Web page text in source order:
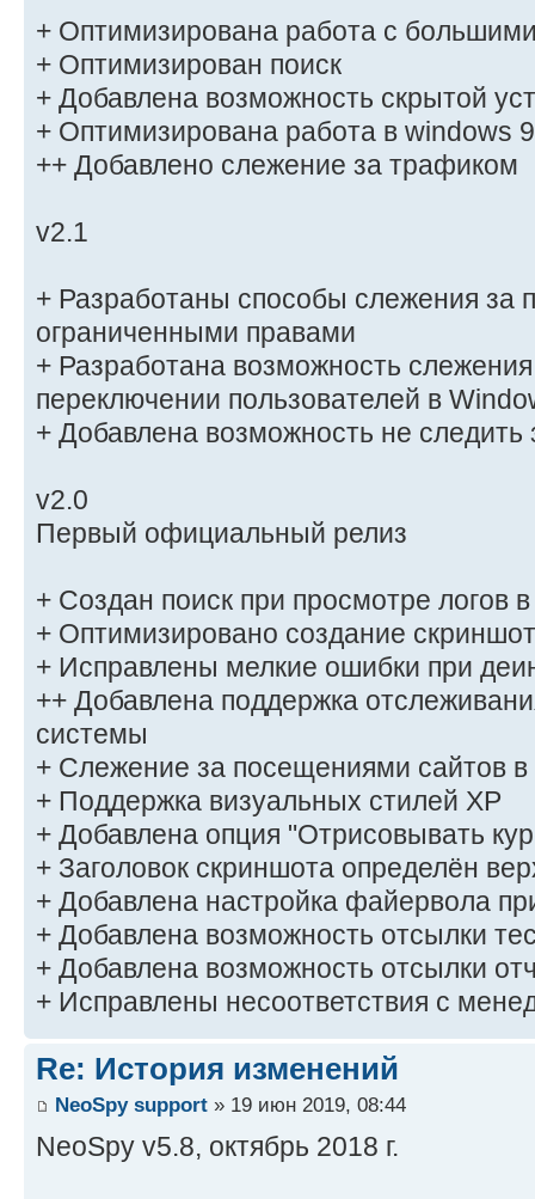
+ Оптимизирована работа с
+ Оптимизирован поиск
+ Добавлена возможность скрытой
+ Оптимизирована работа в windows
++ Добавлено слежение за трафиком
v2.1
+ Разработаны способы слежения за
ограниченными правами
+ Разработана возможность
переключении пользователей в
+ Добавлена возможность не
v2.0
Первый официальный релиз
+ Создан поиск при просмотре логов
+ Оптимизировано создание
+ Исправлены мелкие ошибки при
++ Добавлена поддержка
системы
+ Слежение за посещениями сайтов
+ Поддержка визуальных стилей XP
+ Добавлена опция "Отрисовывать
+ Заголовок скриншота определён
+ Добавлена настройка файервола
+ Добавлена возможность отсылки
+ Добавлена возможность отсылки
+ Исправлены несоответствия с
Re: История изменений
NeoSpy support » 19 июн 2019, 08:44
NeoSpy v5.8, октябрь 2018 г.